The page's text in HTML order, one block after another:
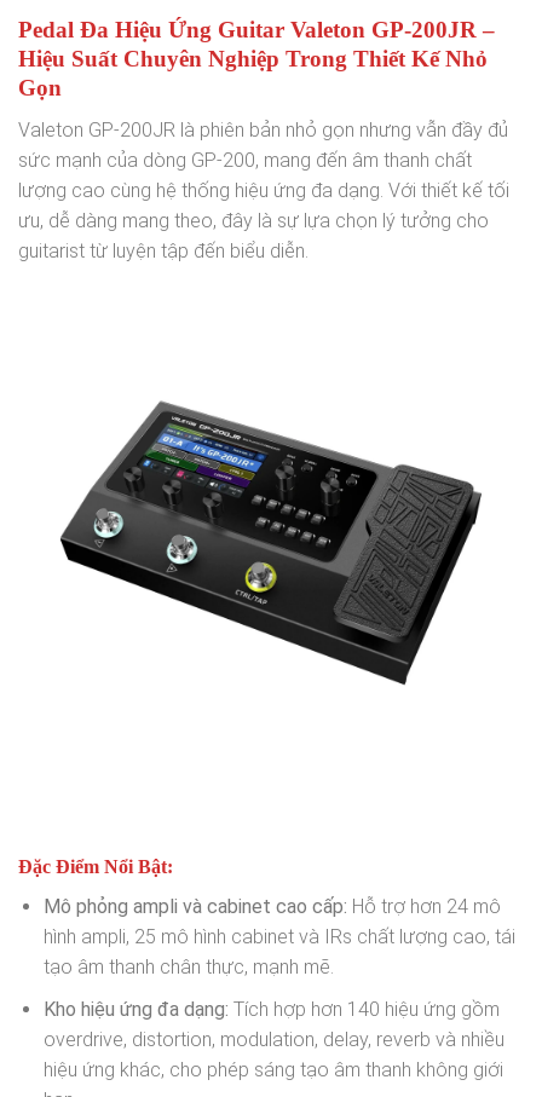
Pedal Đa Hiệu Ứng Guitar Valeton GP-200JR –
Hiệu Suất Chuyên Nghiệp Trong Thiết Kế Nhỏ
Gọn
Valeton GP-200JR là phiên bản nhỏ gọn nhưng vẫn đầy đủ
sức mạnh của dòng GP-200, mang đến âm thanh chất
lượng cao cùng hệ thống hiệu ứng đa dạng. Với thiết kế tối
ưu, dễ dàng mang theo, đây là sự lựa chọn lý tưởng cho
guitarist từ luyện tập đến biểu diễn.
Đặc Điểm Nổi Bật:
Mô phỏng ampli và cabinet cao cấp: Hỗ trợ hơn 24 mô
hình ampli, 25 mô hình cabinet và IRs chất lượng cao, tái
tạo âm thanh chân thực, mạnh mẽ.
Kho hiệu ứng đa dạng: Tích hợp hơn 140 hiệu ứng gồm
overdrive, distortion, modulation, delay, reverb và nhiều
hiệu ứng khác, cho phép sáng tạo âm thanh không giới